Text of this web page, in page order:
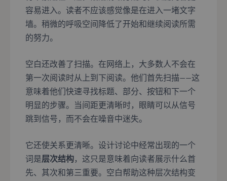
容易进入。读者不应该感觉像是在进入一堵文字
墙。稍微的呼吸空间降低了开始和继续阅读所需
的努力。
空白还改善了扫描。在网络上，大多数人不会在
第一次阅读时从上到下阅读。他们首先扫描——这
意味着他们快速寻找标题、部分、按钮和下一个
明显的步骤。当间距更清晰时，眼睛可以从信号
跳到信号，而不会在噪音中迷失。
它还使关系更清晰。设计讨论中经常出现的一个
词是层次结构，这只是意味着向读者展示什么首
先、其次和第三重要。空白帮助这种层次结构变